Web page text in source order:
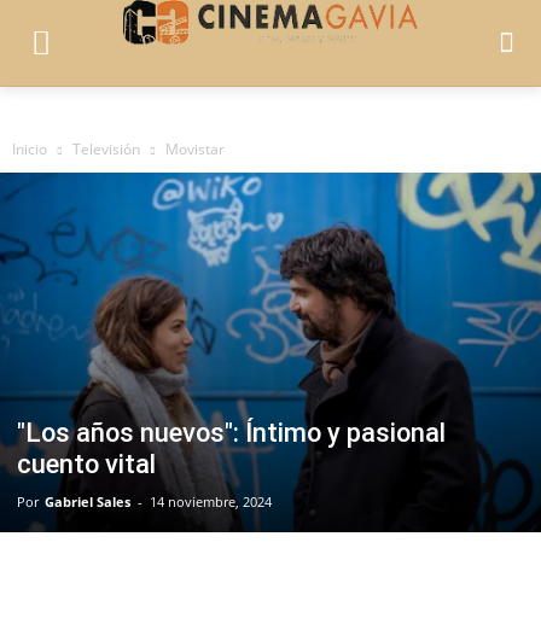
Inicio Televisión Movistar
"Los años nuevos": Íntimo y pasional
cuento vital
Por Gabriel Sales - 14 noviembre, 2024